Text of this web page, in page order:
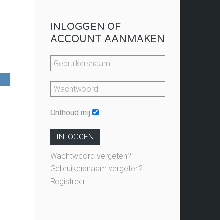
INLOGGEN OF
ACCOUNT AANMAKEN
Onthoud mij
INLOGGEN
Wachtwoord vergeten?
Gebruikersnaam vergeten?
Registreer